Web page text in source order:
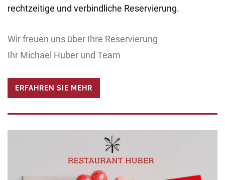
rechtzeitige und verbindliche Reservierung.
Wir freuen uns über Ihre Reservierung
Ihr Michael Huber und Team
ERFAHREN SIE MEHR